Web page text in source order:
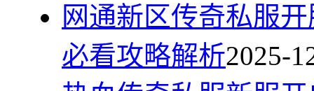
网通新区传奇私服
必看攻略解析2025-